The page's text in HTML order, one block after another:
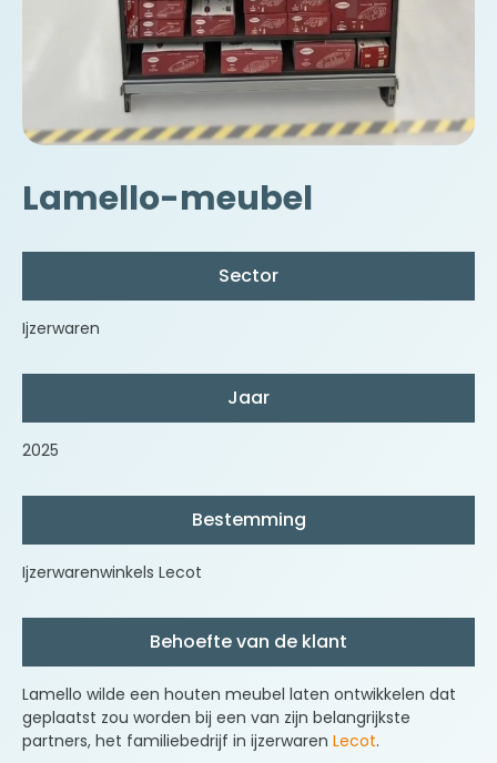
Lamello-meubel
Sector
Ijzerwaren
Jaar
2025
Bestemming
Ijzerwarenwinkels Lecot
Behoefte van de klant
Lamello wilde een houten meubel laten ontwikkelen dat
geplaatst zou worden bij een van zijn belangrijkste
partners, het familiebedrijf in ijzerwaren Lecot.